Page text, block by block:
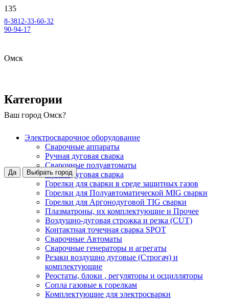
8-3812-33-60-32
90-94-17
Омск
Ваш город Омск?
Да Выбрать город
Категории
Электросварочное оборудование
Сварочные аппараты
Ручная дуговая сварка
Сварочные полуавтоматы
Аргонодуговая сварка
Горелки для сварки в среде защитных газов
Горелки для Полуавтоматической MIG сварки
Горелки для Аргонодуговой TIG сварки
Плазматроны, их комплектующие и Прочее
Воздушно-дуговая строжка и резка (CUT)
Контактная точечная сварка SPOT
Сварочные Автоматы
Сварочные генераторы и агрегаты
Резаки воздушно дуговые (Строгач) и
комплектующие
Реостаты, блоки , регуляторы и осцилляторы
Сопла газовые к горелкам
Комплектующие для электросварки